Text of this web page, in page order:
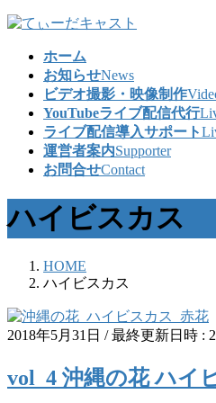
コ
ナ
ホーム
お知らせNews
ビデオ撮影・映像制作
YouTubeライブ配信代行
ライブ配信導入サポート
運営者案内Supporter
お問合せContact
ハイビスカス
HOME
ハイビスカス
2018年5月31日 / 最終更新日時 :
vol_4 沖縄の花 ハイ